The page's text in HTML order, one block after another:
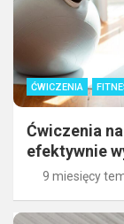
ĆWICZENIA
Ćwiczenia
efektywnie
9 miesięcy